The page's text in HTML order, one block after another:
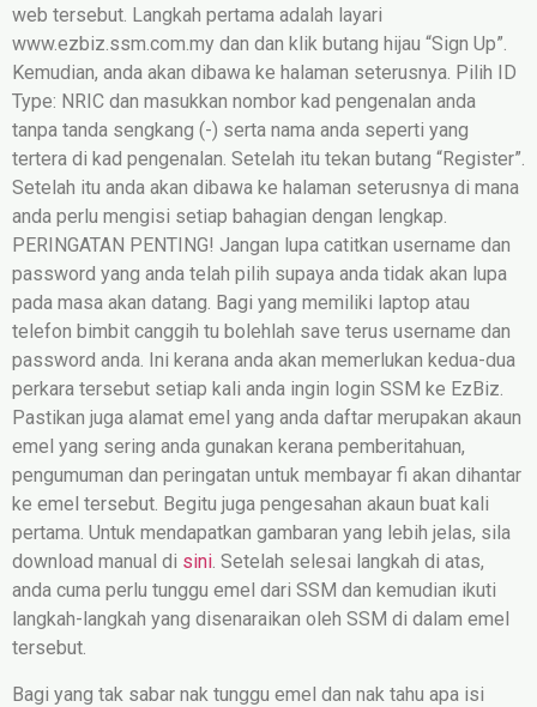
web tersebut. Langkah pertama adalah layari
www.ezbiz.ssm.com.my dan dan klik butang hijau “Sign Up”.
Kemudian, anda akan dibawa ke halaman seterusnya. Pilih ID
Type: NRIC dan masukkan nombor kad pengenalan anda
tanpa tanda sengkang (-) serta nama anda seperti yang
tertera di kad pengenalan. Setelah itu tekan butang “Register”.
Setelah itu anda akan dibawa ke halaman seterusnya di mana
anda perlu mengisi setiap bahagian dengan lengkap.
PERINGATAN PENTING! Jangan lupa catitkan username dan
password yang anda telah pilih supaya anda tidak akan lupa
pada masa akan datang. Bagi yang memiliki laptop atau
telefon bimbit canggih tu bolehlah save terus username dan
password anda. Ini kerana anda akan memerlukan kedua-dua
perkara tersebut setiap kali anda ingin login SSM ke EzBiz.
Pastikan juga alamat emel yang anda daftar merupakan akaun
emel yang sering anda gunakan kerana pemberitahuan,
pengumuman dan peringatan untuk membayar fi akan dihantar
ke emel tersebut. Begitu juga pengesahan akaun buat kali
pertama. Untuk mendapatkan gambaran yang lebih jelas, sila
download manual di sini. Setelah selesai langkah di atas,
anda cuma perlu tunggu emel dari SSM dan kemudian ikuti
langkah-langkah yang disenaraikan oleh SSM di dalam emel
tersebut.
Bagi yang tak sabar nak tunggu emel dan nak tahu apa isi